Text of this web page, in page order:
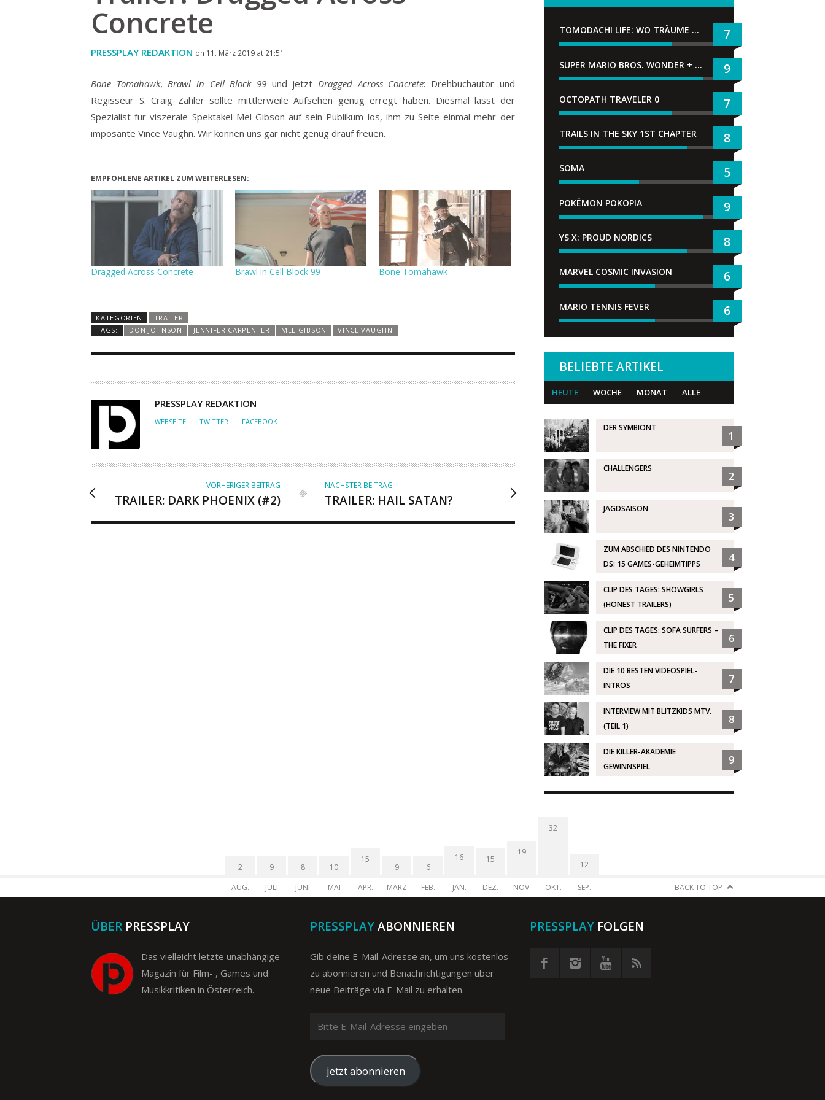
Concrete
PRESSPLAY REDAKTION on 11. März 2019 at 21:51
Bone Tomahawk,Brawl in Cell Block 99 und jetztDragged Across Concrete: Drehbuchautor und
Regisseur S. Craig Zahler sollte mittlerweile Aufsehen genug erregt haben. Diesmal lässt der
Spezialist für viszerale Spektakel Mel Gibson auf sein Publikum los, ihm zu Seite einmal mehr der
imposante Vince Vaughn. Wir können uns gar nicht genug drauf freuen.
EMPFOHLENE ARTIKEL ZUM WEITERLESEN:
Dragged Across Concrete Brawl in Cell Block 99 Bone Tomahawk
KATEGORIEN
TRAILER
TAGS:
DON JOHNSON JENNIFER CARPENTER MEL GIBSON VINCE VAUGHN
A
U
R
PRESSPLAY REDAKTION
WEBSEITE TWITTER FACEBOOK
VORHERIGER BEITRAG
TRAILER: DARK PHOENIX (#2)
NÄCHSTER BEITRAG
TRAILER: HAIL SATAN?
TOMODACHI LIFE: WO TRÄUME WAHR WERDEN 7
SUPER MARIO BROS. WONDER + GEMEINSAM IM BELLABEL-PARK 9
OCTOPATH TRAVELER 0 7
TRAILS IN THE SKY 1ST CHAPTER 8
SOMA 5
POKÉMON POKOPIA 9
YS X: PROUD NORDICS 8
MARVEL COSMIC INVASION 6
MARIO TENNIS FEVER 6
BELIEBTE ARTIKEL
HEUTE WOCHE MONAT ALLE
DER SYMBIONT
1
CHALLENGERS
2
JAGDSAISON
3
ZUM ABSCHIED DES NINTENDO
DS: 15 GAMES-GEHEIMTIPPS
4
CLIP DES TAGES: SHOWGIRLS
(HONEST TRAILERS)
5
CLIP DES TAGES: SOFA SURFERS –
THE FIXER
6
DIE 10 BESTEN VIDEOSPIEL-
INTROS
7
INTERVIEW MIT BLITZKIDS MTV.
(TEIL 1)
8
DIE KILLER-AKADEMIE
GEWINNSPIEL
9
2
AUG.
9
JULI
8
JUNI
10
MAI
15
APR.
9
MÄRZ
6
FEB.
16
JAN.
15
DEZ.
19
NOV.
32
OKT.
12
SEP. BACK TO TOP
ÜBER PRESSPLAY
Das vielleicht letzte unabhängige
Magazin für Film- , Games und
Musikkritiken in Österreich.
PRESSPLAYABONNIEREN
Gib deine E-Mail-Adresse an, um uns kostenlos
zu abonnieren und Benachrichtigungen über
neue Beiträge via E-Mail zu erhalten.
Mail-
Adresse
eingeben
jetzt abonnieren
PRESSPLAYFOLGEN